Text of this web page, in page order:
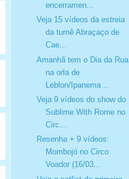
encerramen...
Veja 15 vídeos da estreia
da turnê Abraçaço de
Cae...
Amanhã tem o Dia da Rua
na orla de
Leblon/Ipanema ...
Veja 9 vídeos do show do
Sublime With Rome no
Circ...
Resenha + 9 vídeos:
Mombojó no Circo
Voador (16/03...